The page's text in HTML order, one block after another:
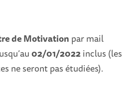
de Motivation par mail
02/01/2022inclus (les
ne seront pas étudiées).